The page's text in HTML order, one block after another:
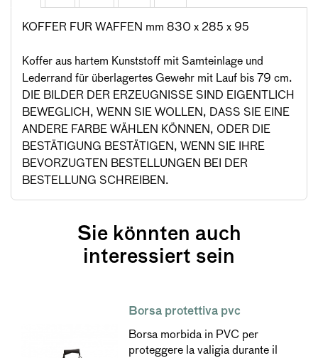
KOFFER FUR WAFFEN mm 830 x 285 x 95
Koffer aus hartem Kunststoff mit Samteinlage und
Lederrand für überlagertes Gewehr mit Lauf bis 79 cm.
DIE BILDER DER ERZEUGNISSE SIND EIGENTLICH
BEWEGLICH, WENN SIE WOLLEN, DASS SIE EINE
ANDERE FARBE WÄHLEN KÖNNEN, ODER DIE
BESTÄTIGUNG BESTÄTIGEN, WENN SIE IHRE
BEVORZUGTEN BESTELLUNGEN BEI DER
BESTELLUNG SCHREIBEN.
Sie könnten auch
interessiert sein
Borsa protettiva pvc
Borsa morbida in PVC per
proteggere la valigia durante il